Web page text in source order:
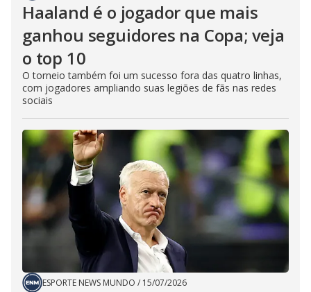
Haaland é o jogador que mais
ganhou seguidores na Copa; veja
o top 10
O torneio também foi um sucesso fora das quatro linhas,
com jogadores ampliando suas legiões de fãs nas redes
sociais
ESPORTE NEWS MUNDO / 15/07/2026